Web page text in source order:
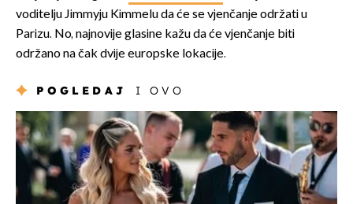
voditelju Jimmyju Kimmelu da će se vjenčanje održati u
Parizu. No, najnovije glasine kažu da će vjenčanje biti
održano na čak dvije europske lokacije.
POGLEDAJ I OVO